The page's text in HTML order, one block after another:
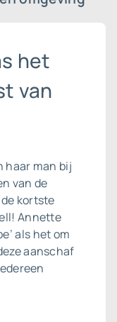
het
van
haar man bij
van de
kortste
Annette
als het om
aanschaf